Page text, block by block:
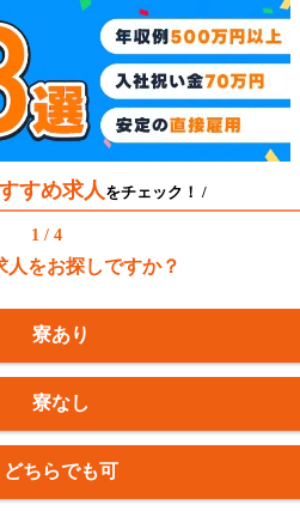
すめ求人をチェック！ /
1 / 4
人をお探しですか？
寮あり
寮なし
どちらでも可